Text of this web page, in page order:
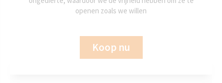
openen zoals we willen
Koop nu